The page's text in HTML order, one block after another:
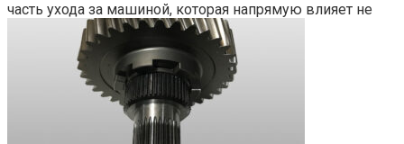
часть ухода за машиной, которая напрямую влияет не